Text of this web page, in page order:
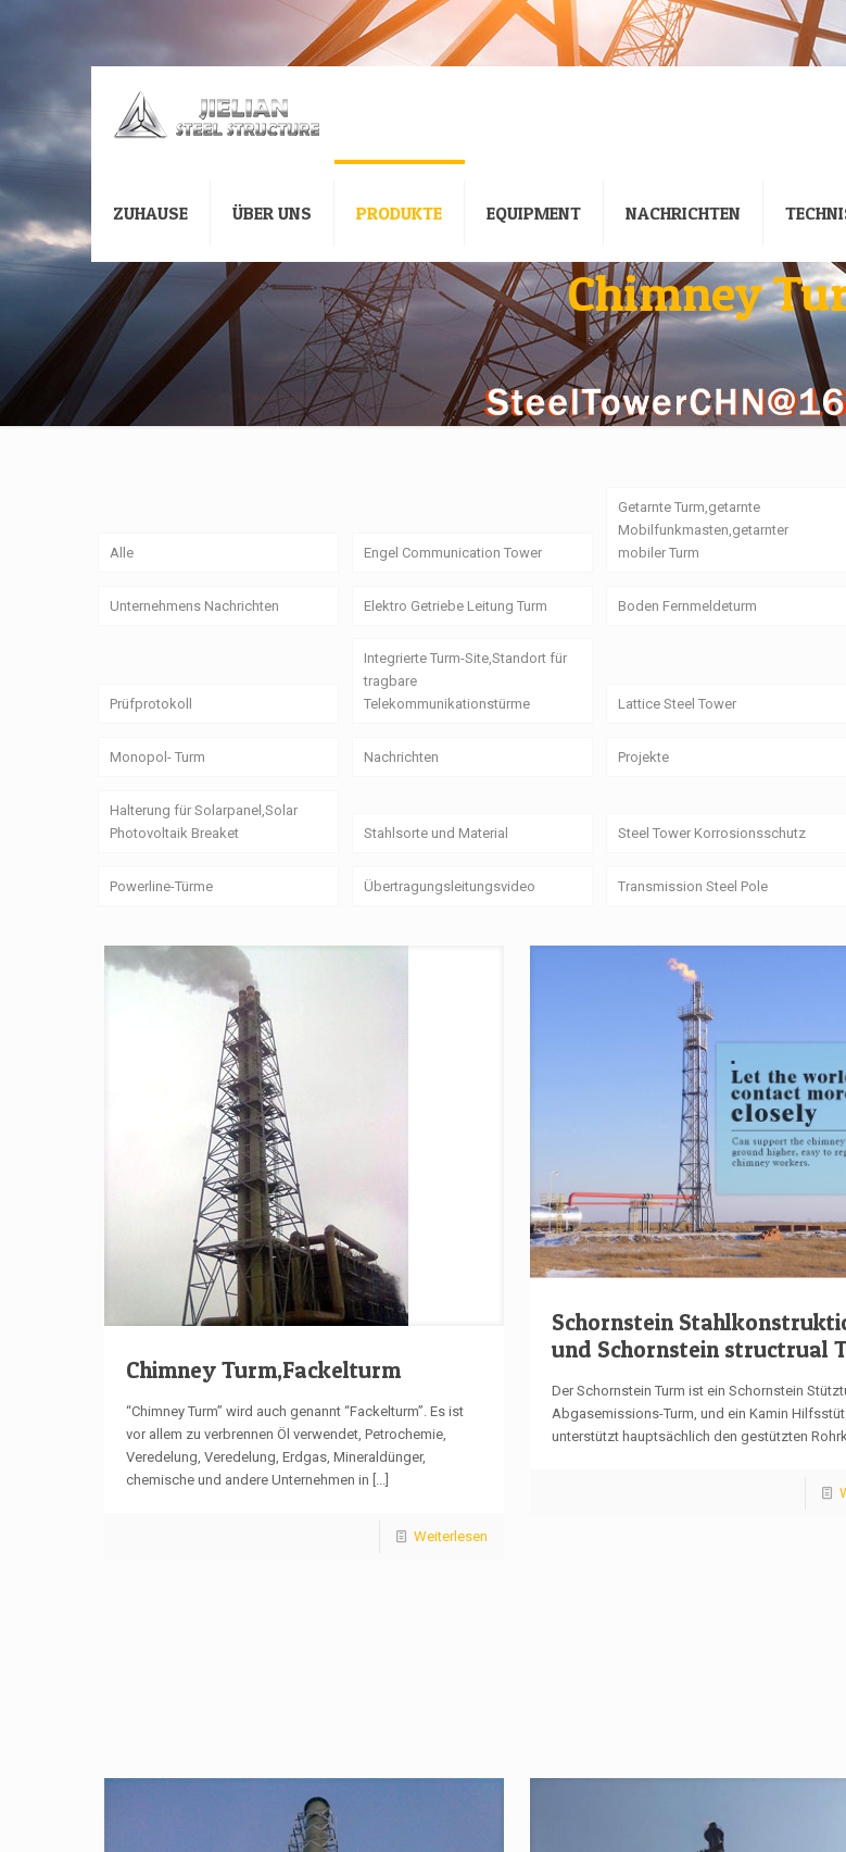
ZUHAUSE ÜBER UNS PRODUKTE EQUIPMENT NACHRICHTEN
Chimney
Alle Engel Communication Tower
Getarnte Turm,getarnte
Mobilfunkmasten,getarnter
mobiler Turm
Unternehmens Nachrichten Elektro Getriebe Leitung Turm Boden Fernmeldeturm
Prüfprotokoll
Integrierte Turm-Site,Standort für
tragbare
Telekommunikationstürme
Lattice Steel Tower
Monopol- Turm Nachrichten Projekte
Halterung für Solarpanel,Solar
Photovoltaik Breaket
Stahlsorte und Material Steel Tower Korrosionsschutz
Powerline-Türme Übertragungsleitungsvideo Transmission Steel Pole
Chimney Turm,Fackelturm
“Chimney Turm” wird auch genannt “Fackelturm”. Es ist
vor allem zu verbrennen Öl verwendet, Petrochemie,
Veredelung, Veredelung, Erdgas, Mineraldünger,
chemische und andere Unternehmen in [...]
Weiterlesen
Schornstein
und Schornstein structrual
Der Schornstein Turm ist ein Schornstein
Abgasemissions-Turm, und ein Kamin
unterstützt hauptsächlich den gestützten